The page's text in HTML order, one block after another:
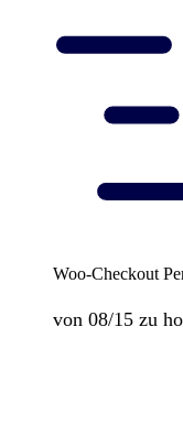
Woo-Checkout
von 08/15 zu